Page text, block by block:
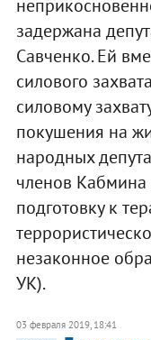
задержана
Савченко. Ей
силового
силовому
покушения на
народных
членов Кабмина
подготовку к
незаконное
УК).
03 февраля 2019, 18:41